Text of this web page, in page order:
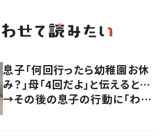
息子「何回行ったら幼稚園お休
み？」母「4回だよ」と伝えると…
→その後の息子の行動に「わか